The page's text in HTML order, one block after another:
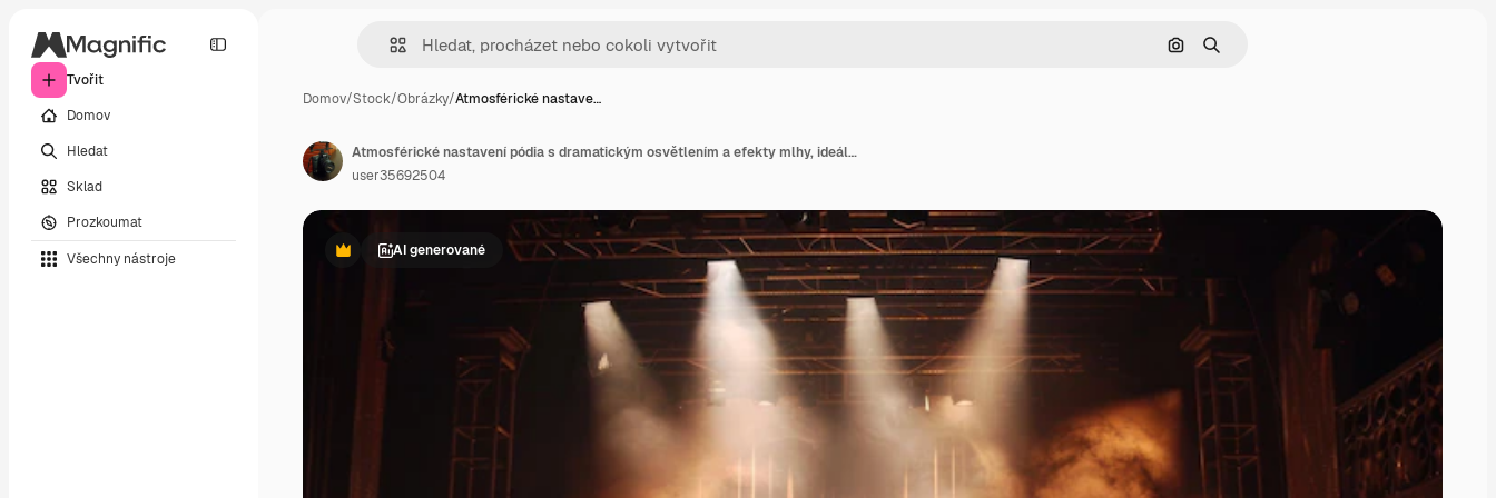
Tvořit
Domov
Hledat
Sklad
Prozkoumat
Všechny nástroje
Hledat podle obrázku
Hledat
Domov/Stock/Obrázky/Atmosférické nastave…
PremiumAI generované
Atmosférické nastavení pódia s dramatickým osvětlením a efekty mlhy, ideální pro předvádění představení
user35692504